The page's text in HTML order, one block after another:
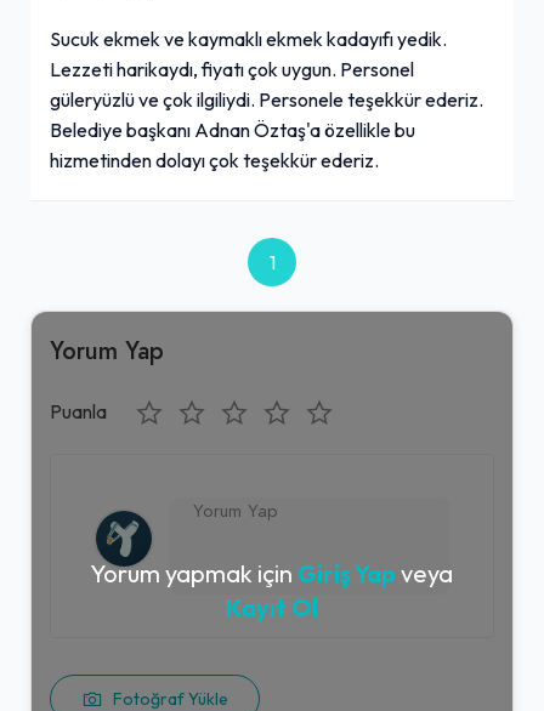
Sucuk ekmek ve kaymaklı ekmek kadayıfı yedik.
Lezzeti harikaydı, fiyatı çok uygun. Personel
güleryüzlü ve çok ilgiliydi. Personele teşekkür ederiz.
Belediye başkanı Adnan Öztaş'a özellikle bu
hizmetinden dolayı çok teşekkür ederiz.
1
Yorum Yap
Puanla
Fotoğraf Yükle
Yorum yapmak için Giriş Yap veya
Kayıt Ol